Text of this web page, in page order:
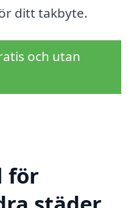
ditt takbyte.
och utan
för